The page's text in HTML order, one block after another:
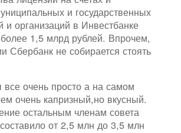
и государственных
и организаций в Инвестбанке
1,5 млрд рублей. Впрочем,
Сбербанк не собирается стоять
все очень просто а на самом
очень капризный,но вкусный.
остальным членам совета
от 2,5 млн до 3,5 млн